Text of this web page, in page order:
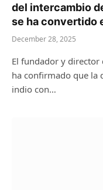
del intercambio
se ha convertido
December 28, 2025
El fundador y director
ha confirmado que la
indio con…